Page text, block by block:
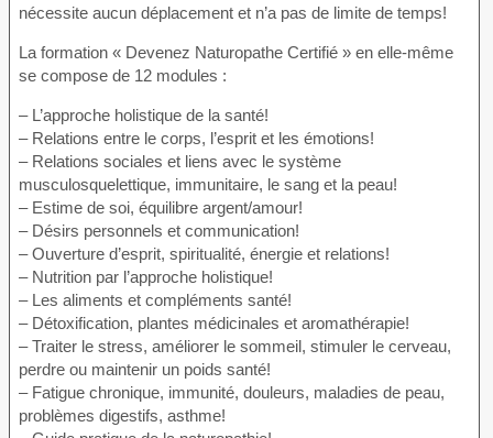
nécessite aucun déplacement et n’a pas de limite de temps!
La formation « Devenez Naturopathe Certifié » en elle-même
se compose de 12 modules :
– L’approche holistique de la santé!
– Relations entre le corps, l’esprit et les émotions!
– Relations sociales et liens avec le système
musculosquelettique, immunitaire, le sang et la peau!
– Estime de soi, équilibre argent/amour!
– Désirs personnels et communication!
– Ouverture d’esprit, spiritualité, énergie et relations!
– Nutrition par l’approche holistique!
– Les aliments et compléments santé!
– Détoxification, plantes médicinales et aromathérapie!
– Traiter le stress, améliorer le sommeil, stimuler le cerveau,
perdre ou maintenir un poids santé!
– Fatigue chronique, immunité, douleurs, maladies de peau,
problèmes digestifs, asthme!